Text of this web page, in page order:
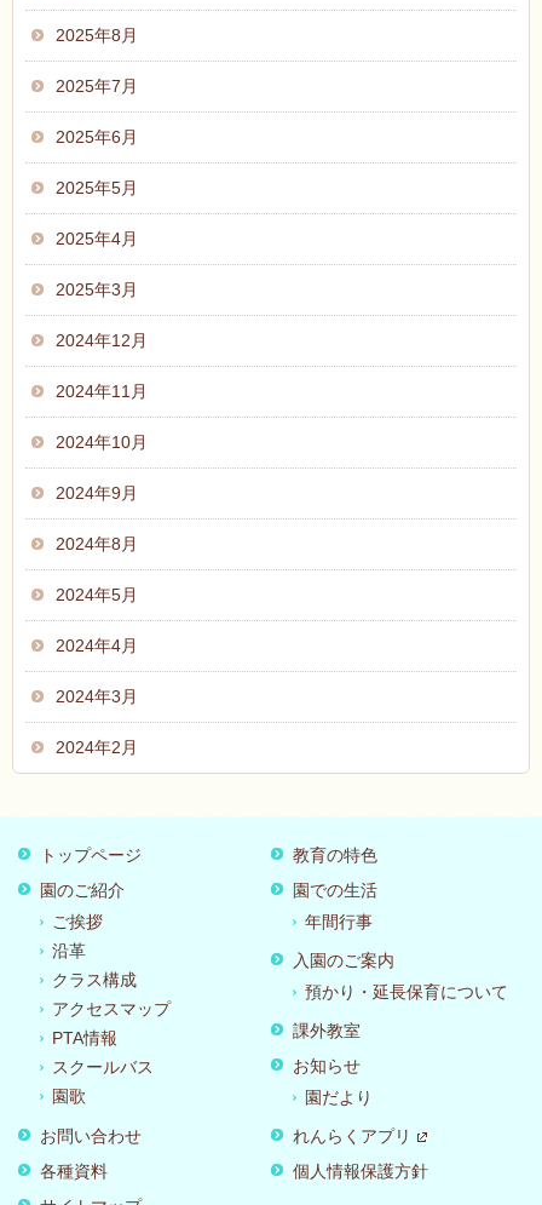
2025年8月
2025年7月
2025年6月
2025年5月
2025年4月
2025年3月
2024年12月
2024年11月
2024年10月
2024年9月
2024年8月
2024年5月
2024年4月
2024年3月
2024年2月
トップページ
園のご紹介
ご挨拶
沿革
クラス構成
アクセスマップ
PTA情報
スクールバス
園歌
教育の特色
園での生活
年間行事
入園のご案内
預かり・延長保育について
課外教室
お知らせ
園だより
お問い合わせ
れんらくアプリ
各種資料
個人情報保護方針